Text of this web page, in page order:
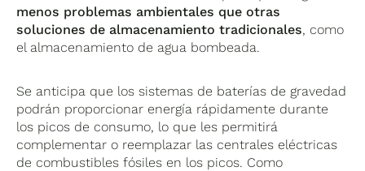
menos problemas ambientales que otras
soluciones de almacenamiento tradicionales, como
el almacenamiento de agua bombeada.
Se anticipa que los sistemas de baterías de gravedad
podrán proporcionar energía rápidamente durante
los picos de consumo, lo que les permitirá
complementar o reemplazar las centrales eléctricas
de combustibles fósiles en los picos. Como